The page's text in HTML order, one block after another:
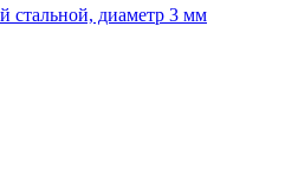
стальной, диаметр 3 мм